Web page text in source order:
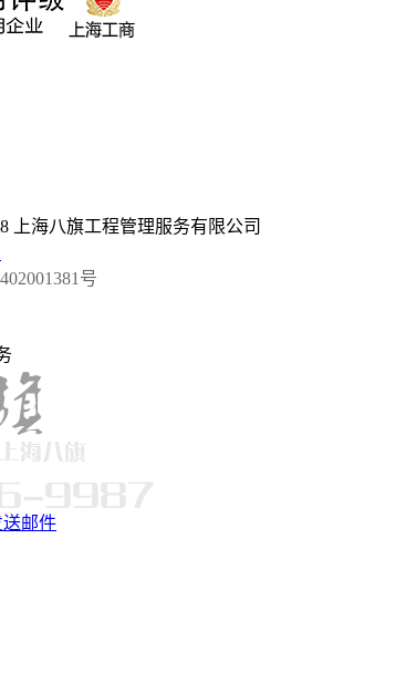
上海八旗工程管理服务有限公司
号
送邮件